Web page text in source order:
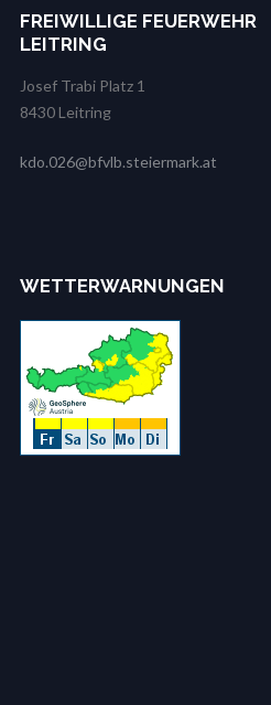
FREIWILLIGE FEUERWEHR
LEITRING
Josef Trabi Platz 1
8430 Leitring
kdo.026@bfvlb.steiermark.at
WETTERWARNUNGEN